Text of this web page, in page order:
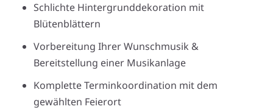
Schlichte Hintergrunddekoration mit
Blütenblättern
Vorbereitung Ihrer Wunschmusik &
Bereitstellung einer Musikanlage
Komplette Terminkoordination mit dem
gewählten Feierort